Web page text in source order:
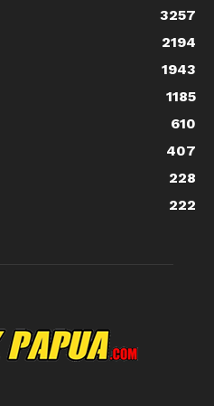
3257
2194
1943
1185
610
407
228
222